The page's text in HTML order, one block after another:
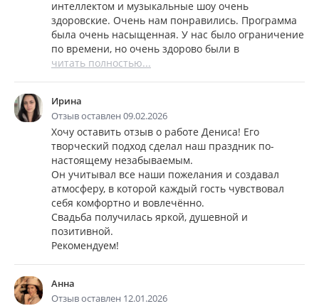
интеллектом и музыкальные шоу очень
здоровские. Очень нам понравились. Программа
была очень насыщенная. У нас было ограничение
по времени, но очень здорово были в
читать полностью...
Ирина
Отзыв оставлен 09.02.2026
Хочу оставить отзыв о работе Дениса! Его
творческий подход сделал наш праздник по-
настоящему незабываемым.
Он учитывал все наши пожелания и создавал
атмосферу, в которой каждый гость чувствовал
себя комфортно и вовлечённо.
Свадьба получилась яркой, душевной и
позитивной.
Рекомендуем!
Анна
Отзыв оставлен 12.01.2026